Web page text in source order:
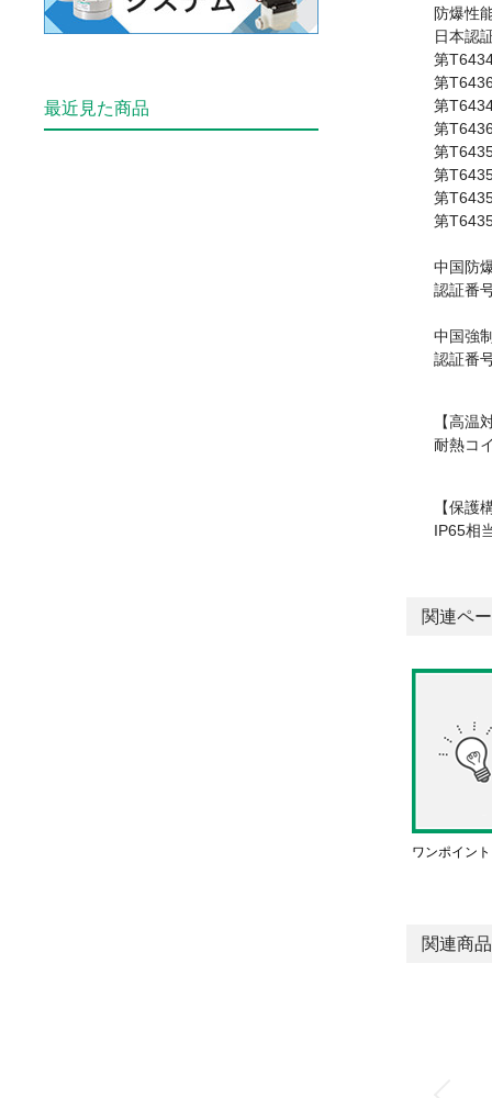
防爆性
日本認
第
第
第
第
第
第
第
第
中国防
認証番
中国強
認証番
【高温
耐熱コ
【保護
IP65相
関連ペ
ワンポイン
関連商品
最近見た商品